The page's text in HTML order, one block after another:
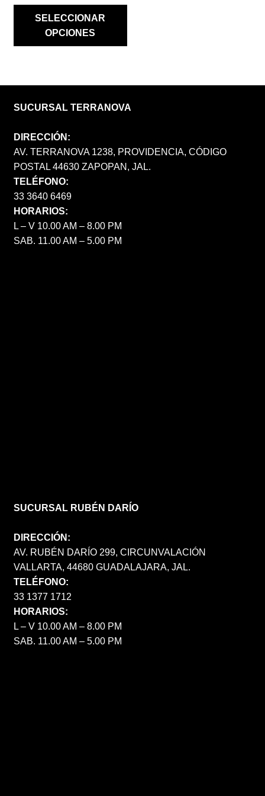
$ 1,690.00.
SELECCIONAR
OPCIONES
PÁGINA
PRODUCTO
SUCURSAL TERRANOVA
DIRECCIÓN:
AV. TERRANOVA 1238, PROVIDENCIA, CÓDIGO
POSTAL 44630 ZAPOPAN, JAL.
TELÉFONO:
33 3640 6469
HORARIOS:
L – V 10.00 AM – 8.00 PM
SAB. 11.00 AM – 5.00 PM
SUCURSAL RUBÉN DARÍO
DIRECCIÓN:
AV. RUBÉN DARÍO 299, CIRCUNVALACIÓN
VALLARTA, 44680 GUADALAJARA, JAL.
TELÉFONO:
33 1377 1712
HORARIOS:
L – V 10.00 AM – 8.00 PM
SAB. 11.00 AM – 5.00 PM